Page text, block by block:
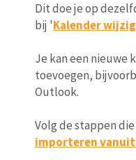
Dit doe je op
bij 'Kalender
Je kan een nieuwe
toevoegen,
Outlook.
Volg de stappen
importeren